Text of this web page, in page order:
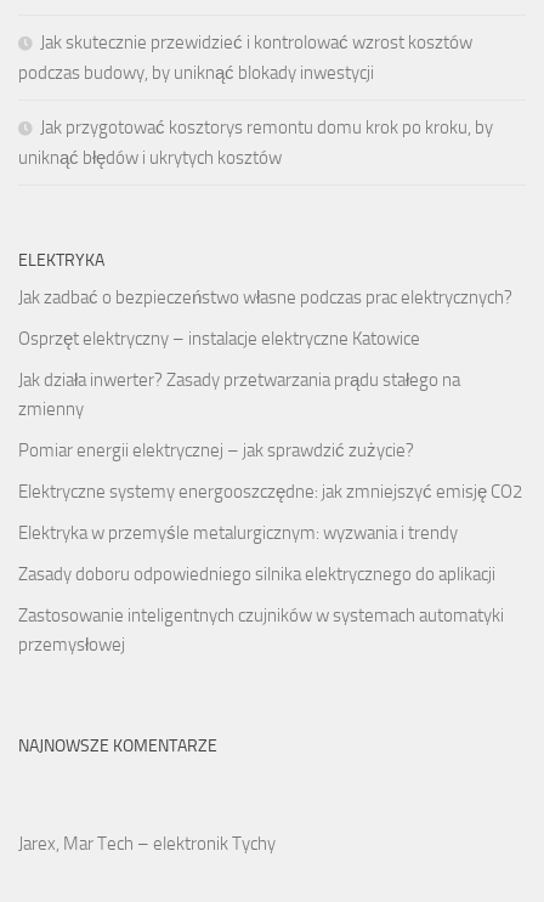
Jak skutecznie przewidzieć i kontrolować wzrost kosztów
podczas budowy, by uniknąć blokady inwestycji
Jak przygotować kosztorys remontu domu krok po kroku, by
uniknąć błędów i ukrytych kosztów
ELEKTRYKA
Jak zadbać o bezpieczeństwo własne podczas prac elektrycznych?
Osprzęt elektryczny – instalacje elektryczne Katowice
Jak działa inwerter? Zasady przetwarzania prądu stałego na
zmienny
Pomiar energii elektrycznej – jak sprawdzić zużycie?
Elektryczne systemy energooszczędne: jak zmniejszyć emisję CO2
Elektryka w przemyśle metalurgicznym: wyzwania i trendy
Zasady doboru odpowiedniego silnika elektrycznego do aplikacji
Zastosowanie inteligentnych czujników w systemach automatyki
przemysłowej
NAJNOWSZE KOMENTARZE
Jarex, Mar Tech – elektronik Tychy